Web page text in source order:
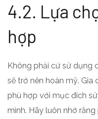
4.2. Lựa
hợp
Không phải cứ sử dụng
sẽ trở nên hoàn mỹ. Gia
phù hợp với mục đích
mình. Hãy luôn nhớ